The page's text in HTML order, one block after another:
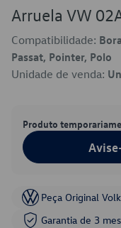
Arruela VW
Compatibilidade:
Passat, Pointer, Polo
Unidade de venda:
Produto
Peça Original
Garantia de 3